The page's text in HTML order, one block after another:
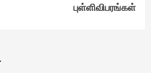
புள்ளிவிபரங்கள்